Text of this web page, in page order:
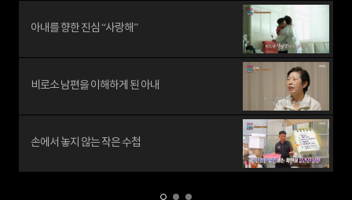
아내를 향한 진심 “사랑해”
비로소 남편을 이해하게 된 아내
손에서 놓지 않는 작은 수첩